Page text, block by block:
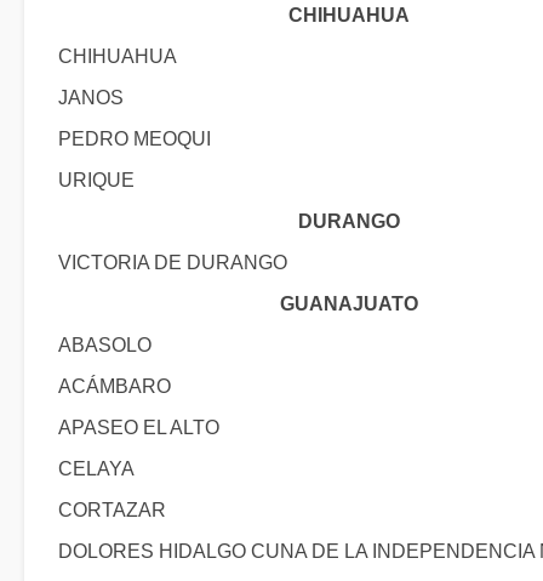
CHIHUAHUA
CHIHUAHUA
JANOS
PEDRO MEOQUI
URIQUE
DURANGO
VICTORIA DE DURANGO
GUANAJUATO
ABASOLO
ACÁMBARO
APASEO EL ALTO
CELAYA
CORTAZAR
DOLORES HIDALGO CUNA DE LA INDEPENDENCIA